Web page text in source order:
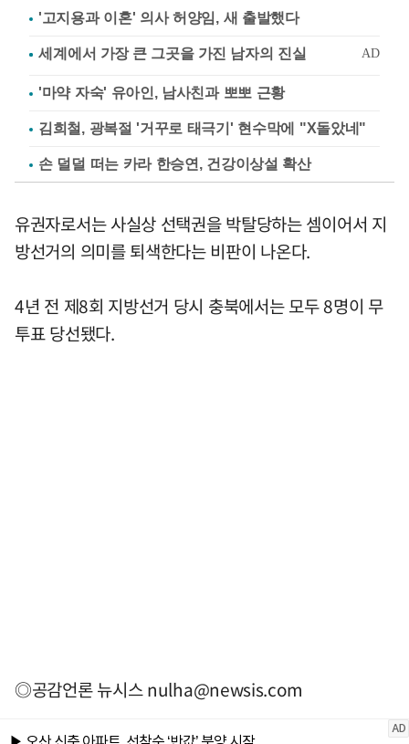
'고지용과 이혼' 의사 허양임, 새 출발했다
'마약 자숙' 유아인, 남사친과 뽀뽀 근황
김희철, 광복절 '거꾸로 태극기' 현수막에 "X돌았네"
손 덜덜 떠는 카라 한승연, 건강이상설 확산
유권자로서는 사실상 선택권을 박탈당하는 셈이어서 지
방선거의 의미를 퇴색한다는 비판이 나온다.
4년 전 제8회 지방선거 당시 충북에서는 모두 8명이 무
투표 당선됐다.
◎공감언론 뉴시스nulha@newsis.com